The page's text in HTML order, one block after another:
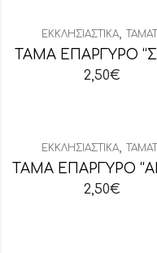
ΕΚΚΛΗΣΙΑΣΤΙΚΆ,
ΤΑΜΑ ΕΠΑΡΓΥΡΟ
2,50€
ΕΚΚΛΗΣΙΑΣΤΙΚΆ,
2,50€